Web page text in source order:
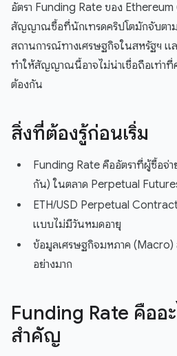
อัตรา Funding Rate ของ
สัญญาณซื้อที่นักเทรดคริปโตมักจับตา
สถานการณ์ทางเศรษฐกิจในสหรัฐฯ
ทำให้สัญญาณนี้อาจไม่น่าเชื่อถือเท่าที่ค
ต้องกัน
สิ่งที่ต้องรู้ก่อนเริ่ม
Funding Rate คืออัตราที่ผู้ซื้อจ่
กัน) ในตลาด Perpetual
ETH/USD Perpetual
แบบไม่มีวันหมดอายุ
ข้อมูลเศรษฐกิจมหภาค (Macro)
อย่างมาก
Funding Rate คืออ
สำคัญ